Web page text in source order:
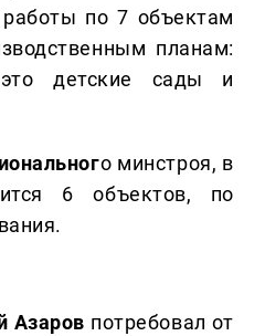
по 7 объектам
планам:
это детские сады и
о минстроя, в
6 объектов, по
Азаров потребовал от